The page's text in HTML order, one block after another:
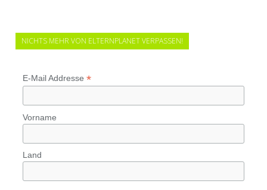
NICHTS MEHR VON ELTERNPLANET VERPASSEN!
E-Mail Addresse *
Vorname
Land